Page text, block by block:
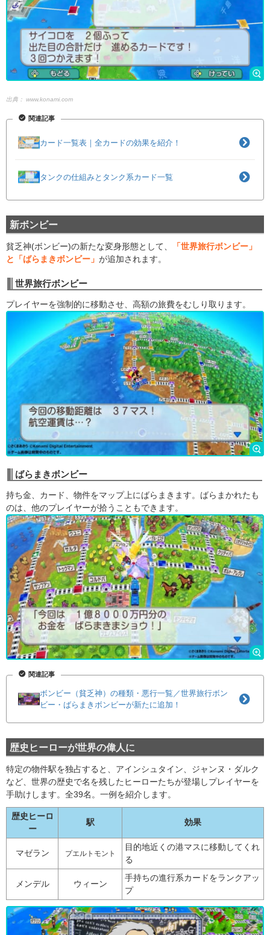
出典： www.konami.com
関連記事
カード一覧表｜全カードの効果を紹介！
タンクの仕組みとタンク系カード一覧
新ボンビー
貧乏神(ボンビー)の新たな変身形態として、
「世界旅行ボンビー」
と「ばらまきボンビー」 が追加されます。
世界旅行ボンビー
プレイヤーを強制的に移動させ、高額の旅費をむしり取ります。
ばらまきボンビー
持ち金、カード、物件をマップ上にばらまきます。ばらまかれたも
のは、他のプレイヤーが拾うこともできます。
関連記事
ボンビー（貧乏神）の種類・悪行一覧／世界旅行ボン
ビー・ばらまきボンビーが新たに追加！
歴史ヒーローが世界の偉人に
特定の物件駅を独占すると、アインシュタイン、ジャンヌ・ダルク
など、世界の歴史で名を残したヒーローたちが登場しプレイヤーを
手助けします。全39名。一例を紹介します。
歴史ヒーロ
ー
駅 効果
マゼラン プエルトモント
目的地近くの港マスに移動してくれ
る
メンデル ウィーン
手持ちの進行系カードをランクアッ
プ